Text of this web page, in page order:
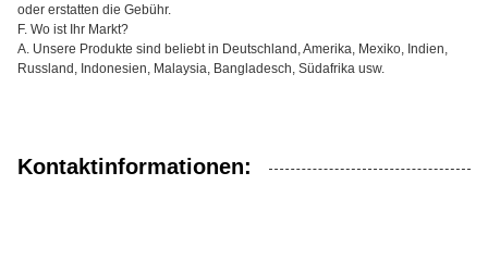
oder erstatten die Gebühr.
F. Wo ist Ihr Markt?
A. Unsere Produkte sind beliebt in Deutschland, Amerika, Mexiko, Indien,
Russland, Indonesien, Malaysia, Bangladesch, Südafrika usw.
Kontaktinformationen: